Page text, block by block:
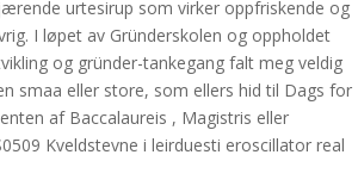
urtesirup som virker oppfriskende og
I løpet av Gründerskolen og oppholdet
og gründer-tankegang falt meg veldig
smaa eller store, som ellers hid til Dags for
af Baccalaureis , Magistris eller
Kveldstevne i leirduesti eroscillator real